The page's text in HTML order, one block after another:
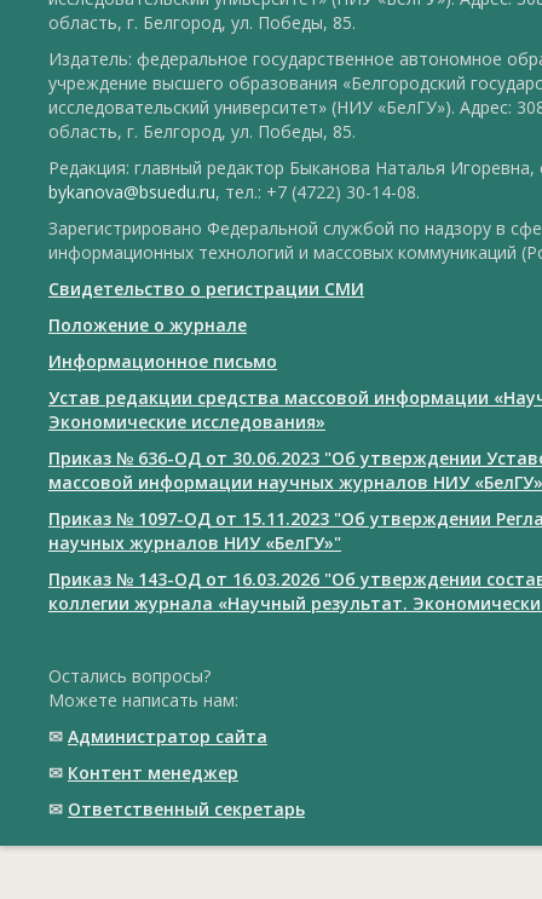
область, г. Белгород, ул. Победы, 85.
Издатель: федеральное государственное автономное
учреждение высшего образования «Белгородский
исследовательский университет» (НИУ «БелГУ»). Адрес:
область, г. Белгород, ул. Победы, 85.
Редакция: главный редактор Быканова Наталья Игоревна,
bykanova@bsuedu.ru, тел.: +7 (4722) 30-14-08.
Зарегистрировано Федеральной службой по надзору в
информационных технологий и массовых коммуникаций
Свидетельство о регистрации СМИ
Положение о журнале
Информационное письмо
Устав редакции средства массовой информации
Экономические исследования»
Приказ № 636-ОД от 30.06.2023 "Об утверждении
массовой информации научных журналов НИУ «БелГУ»
Приказ № 1097-ОД от 15.11.2023 "Об утверждении
научных журналов НИУ «БелГУ»"
Приказ № 143-ОД от 16.03.2026 "Об утверждении
коллегии журнала «Научный результат.
Остались вопросы?
Можете написать нам:
✉ Администратор сайта
✉ Контент менеджер
✉ Ответственный cекретарь